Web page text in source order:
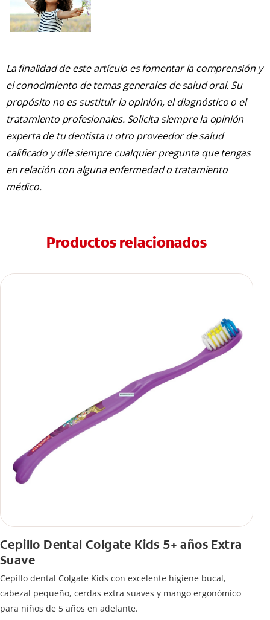
La finalidad de este artículo es fomentar la comprensión y
el conocimiento de temas generales de salud oral. Su
propósito no es sustituir la opinión, el diagnóstico o el
tratamiento profesionales. Solicita siempre la opinión
experta de tu dentista u otro proveedor de salud
calificado y dile siempre cualquier pregunta que tengas
en relación con alguna enfermedad o tratamiento
médico.
Productos relacionados
Cepillo Dental Colgate Kids 5+ años Extra
Suave
Cepillo dental Colgate Kids con excelente higiene bucal,
cabezal pequeño, cerdas extra suaves y mango ergonómico
para niños de 5 años en adelante.